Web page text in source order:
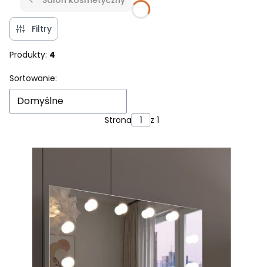
Filtry
Produkty: 4
Lista produktów
Sortowanie:
Domyślne
Strona z 1